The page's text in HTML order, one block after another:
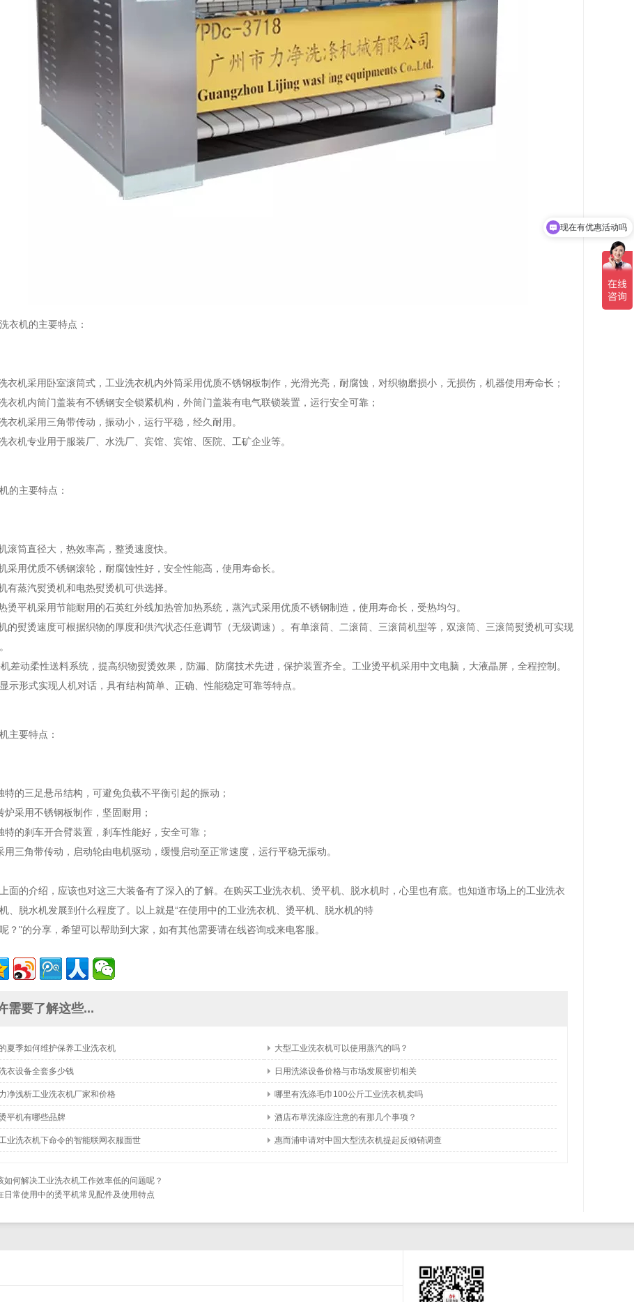
衣机的主要特点：
衣机采用卧室滚筒式，工业洗衣机内外筒采用优质不锈钢板制作，光滑光亮，耐腐蚀，对织物磨损小，无损伤，机器使用寿命长；
衣机内筒门盖装有不锈钢安全锁紧机构，外筒门盖装有电气联锁装置，运行安全可靠；
衣机采用三角带传动，振动小，运行平稳，经久耐用。
衣机专业用于服装厂、水洗厂、宾馆、宾馆、医院、工矿企业等。
的主要特点：
滚筒直径大，热效率高，整烫速度快。
采用优质不锈钢滚轮，耐腐蚀性好，安全性能高，使用寿命长。
有蒸汽熨烫机和电热熨烫机可供选择。
烫平机采用节能耐用的石英红外线加热管加热系统，蒸汽式采用优质不锈钢制造，使用寿命长，受热均匀。
的熨烫速度可根据织物的厚度和供汽状态任意调节（无级调速）。有单滚筒、二滚筒、三滚筒机型等，双滚筒、三滚筒熨烫机可实现
差动柔性送料系统，提高织物熨烫效果，防漏、防腐技术先进，保护装置齐全。工业烫平机采用中文电脑，大液晶屏，全程控制。
示形式实现人机对话，具有结构简单、正确、性能稳定可靠等特点。
主要特点：
三足悬吊结构，可避免负载不平衡引起的振动；
用不锈钢板制作，坚固耐用；
刹车开合臂装置，刹车性能好，安全可靠；
角带传动，启动轮由电机驱动，缓慢启动至正常速度，运行平稳无振动。
的介绍，应该也对这三大装备有了深入的了解。在购买工业洗衣机、烫平机、脱水机时，心里也有底。也知道市场上的工业洗衣
、脱水机发展到什么程度了。以上就是“在使用中的工业洗衣机、烫平机、脱水机的特
？"的分享，希望可以帮助到大家，如有其他需要请在线咨询或来电客服。
需要了解这些...
夏季如何维护保养工业洗衣机 大型工业洗衣机可以使用蒸汽的吗？
衣设备全套多少钱 日用洗涤设备价格与市场发展密切相关
净浅析工业洗衣机厂家和价格 哪里有洗涤毛巾100公斤工业洗衣机卖吗
平机有哪些品牌 酒店布草洗涤应注意的有那几个事项？
业洗衣机下命令的智能联网衣服面世 惠而浦申请对中国大型洗衣机提起反倾销调查
如何解决工业洗衣机工作效率低的问题呢？
日常使用中的烫平机常见配件及使用特点
现在有优惠活动吗